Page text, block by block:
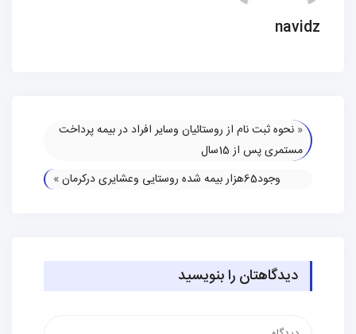
navidz
« نحوه ثبت نام از روستائیان وسایر افراد در بیمه پرداخت
مستمری پس از 15سال
وجود65هزار بیمه شده روستایی وعشایری درکرمان
»
دیدگاهتان را بنویسید